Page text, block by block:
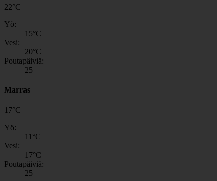
22°C
Yö:
15°C
Vesi:
20°C
Poutapäiviä:
25
Marras
17°C
Yö:
11 °C
Vesi:
17°C
Poutapäiviä:
25